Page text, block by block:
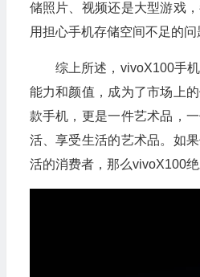
储照片、视频还是大型游戏
用担心手机存储空间不足的问
综上所述，vivoX100手
能力和颜值，成为了市场上
款手机，更是一件艺术品，
活、享受生活的艺术品。如
活的消费者，那么vivoX100绝